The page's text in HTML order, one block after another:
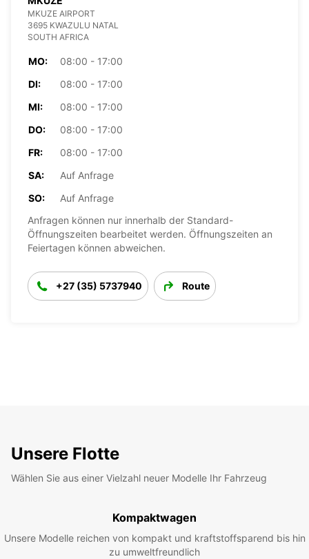
MKUZE AIRPORT
3695 KWAZULU NATAL
SOUTH AFRICA
MO:
08:00 - 17:00
DI:
08:00 - 17:00
MI:
08:00 - 17:00
DO:
08:00 - 17:00
FR:
08:00 - 17:00
SA:
Auf Anfrage
SO:
Auf Anfrage
Anfragen können nur innerhalb der Standard-
Öffnungszeiten bearbeitet werden. Öffnungszeiten an
Feiertagen können abweichen.
+27 (35) 5737940 Route
Unsere Flotte
Wählen Sie aus einer Vielzahl neuer Modelle Ihr Fahrzeug
Kompaktwagen
Unsere Modelle reichen von kompakt und kraftstoffsparend bis hin
zu umweltfreundlich